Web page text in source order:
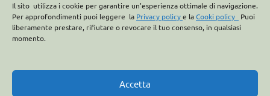
Il sito utilizza i cookie per garantire un'esperienza ottimale di navigazione.
Per approfondimenti puoi leggere la Privacy policye laCooki policy
Puoi
liberamente prestare, rifiutare o revocare il tuo consenso, in qualsiasi
momento.
Accetta
ASSOCIAZIONE ITALIANA GELATIERI:
CASA OPTIMA PARTNER
CONO GELATO